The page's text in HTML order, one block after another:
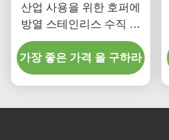
산업 사용을 위한 호퍼에
방열 스테인리스 수직 ​​가
동 가능한 송곳 컨베이어
가장 좋은 가격 을 구하라